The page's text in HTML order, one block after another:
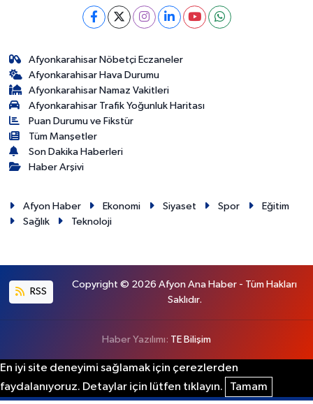
Afyonkarahisar Nöbetçi Eczaneler
Afyonkarahisar Hava Durumu
Afyonkarahisar Namaz Vakitleri
Afyonkarahisar Trafik Yoğunluk Haritası
Puan Durumu ve Fikstür
Tüm Manşetler
Son Dakika Haberleri
Haber Arşivi
Afyon Haber Ekonomi Siyaset Spor
Eğitim
Sağlık
Teknoloji
RSS
Copyright © 2026 Afyon Ana Haber - Tüm Hakları
Saklıdır.
Haber Yazılımı: TE Bilişim
En iyi site deneyimi sağlamak için çerezlerden
faydalanıyoruz. Detaylar için lütfen tıklayın.
Tamam